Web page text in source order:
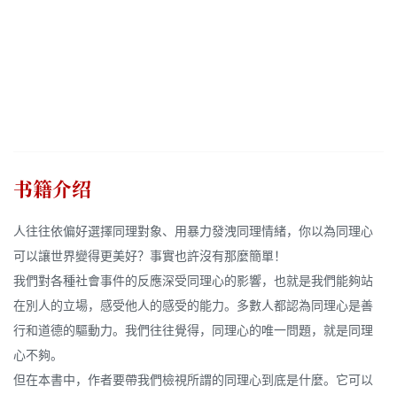
书籍介绍
人往往依偏好選擇同理對象、用暴力發洩同理情緒，你以為同理心
可以讓世界變得更美好？事實也許沒有那麼簡單！
我們對各種社會事件的反應深受同理心的影響，也就是我們能夠站
在別人的立場，感受他人的感受的能力。多數人都認為同理心是善
行和道德的驅動力。我們往往覺得，同理心的唯一問題，就是同理
心不夠。
但在本書中，作者要帶我們檢視所謂的同理心到底是什麼。它可以